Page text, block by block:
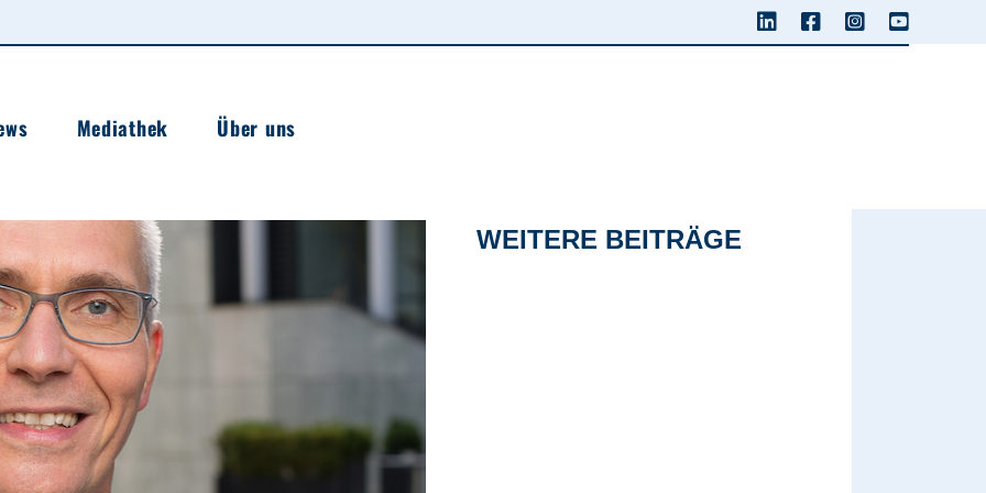
Mediathek Über uns
WEITERE BEITRÄGE